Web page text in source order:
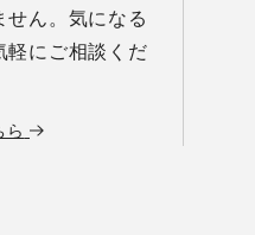
せん。気になる
軽にご相談くだ
ら